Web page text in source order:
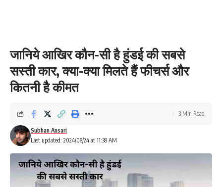
जानिये आखिर कौन-सी है हुंडई की सबसे
सस्ती कार, क्या-क्या मिलते हैं फीचर्स और
कितनी है कीमत
Last updated: 2024/08/24 at 11:38 AM
Subhan Ansari
3 Min Read